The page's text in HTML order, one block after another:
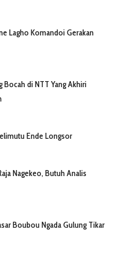
Lagho Komandoi Gerakan
Bocah di NTT Yang Akhiri
Ende Longsor
Nagekeo, Butuh Analis
Boubou Ngada Gulung Tikar